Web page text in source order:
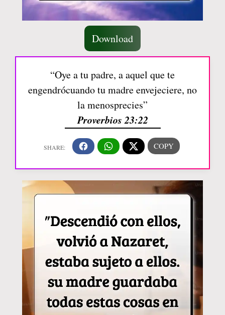
Download
“Oye a tu padre, a aquel que te
engendrócuando tu madre envejeciere, no
la menosprecies”
Proverbios 23:22